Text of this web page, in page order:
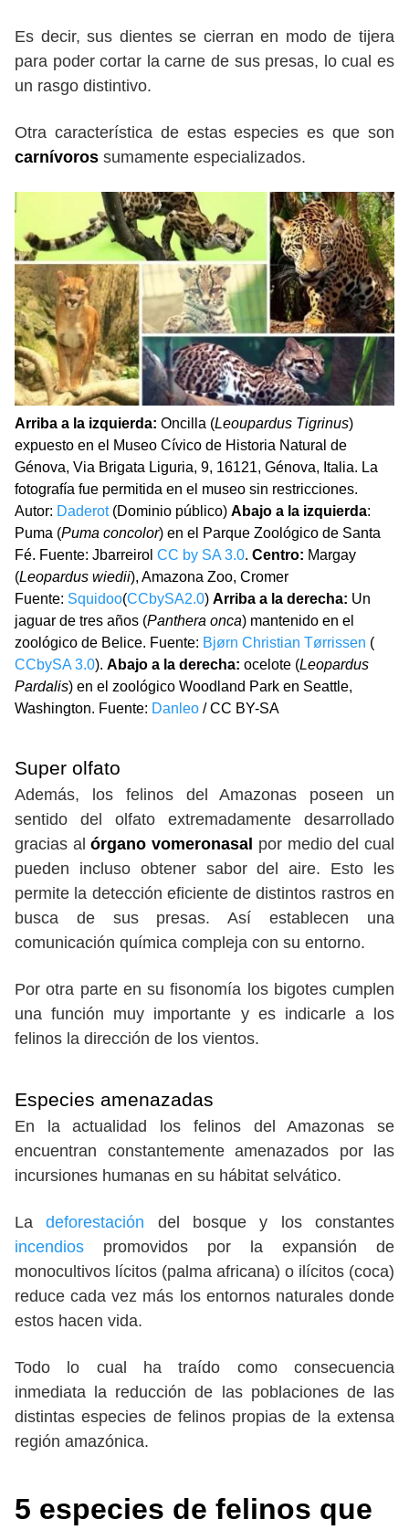
Es decir, sus dientes se cierran en modo de tijera
para poder cortar la carne de sus presas, lo cual es
un rasgo distintivo.
Otra característica de estas especies es que son
carnívoros sumamente especializados.
Arriba a la izquierda: Oncilla (Leoupardus Tigrinus)
expuesto en el Museo Cívico de Historia Natural de
Génova, Via Brigata Liguria, 9, 16121, Génova, Italia. La
fotografía fue permitida en el museo sin restricciones.
Autor: Daderot(Dominio público) Abajo a la izquierda:
Puma (Puma concolor) en el Parque Zoológico de Santa
Fé. Fuente: Jbarreirol CC by SA 3.0. Centro: Margay
(Leopardus wiedii), Amazona Zoo, Cromer
Fuente: Squidoo(CCbySA2.0) Arriba a la derecha: Un
jaguar de tres años (Panthera onca) mantenido en el
zoológico de Belice. Fuente: Bjørn Christian Tørrissen (
CCbySA 3.0). Abajo a la derecha: ocelote (Leopardus
Pardalis) en el zoológico Woodland Park en Seattle,
Washington. Fuente: Danleo / CC BY-SA
Super olfato
Además, los felinos del Amazonas poseen un
sentido del olfato extremadamente desarrollado
gracias alórgano vomeronasal por medio del cual
pueden incluso obtener sabor del aire. Esto les
permite la detección eficiente de distintos rastros en
busca de sus presas. Así establecen una
comunicación química compleja con su entorno.
Por otra parte en su fisonomía los bigotes cumplen
una función muy importante y es indicarle a los
felinos la dirección de los vientos.
Especies amenazadas
En la actualidad los felinos del Amazonas se
encuentran constantemente amenazados por las
incursiones humanas en su hábitat selvático.
Ladeforestación del bosque y los constantes
incendios promovidos por la expansión de
monocultivos lícitos (palma africana) o ilícitos (coca)
reduce cada vez más los entornos naturales donde
estos hacen vida.
Todo lo cual ha traído como consecuencia
inmediata la reducción de las poblaciones de las
distintas especies de felinos propias de la extensa
región amazónica.
5 especies de felinos que